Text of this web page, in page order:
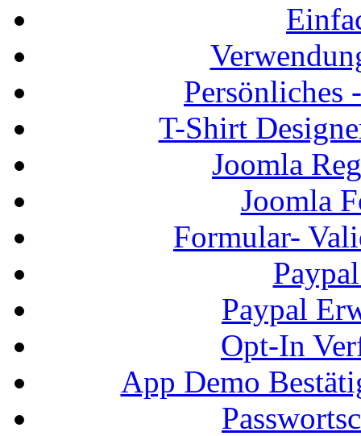
Persönliches
T-Shirt
Joomla
Joomla
Formular-
Paypal
Opt-In
App Demo